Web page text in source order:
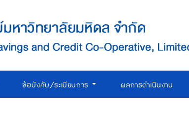
ข้อบังคับ/ระเบียบการ ผลการดำเนินงาน